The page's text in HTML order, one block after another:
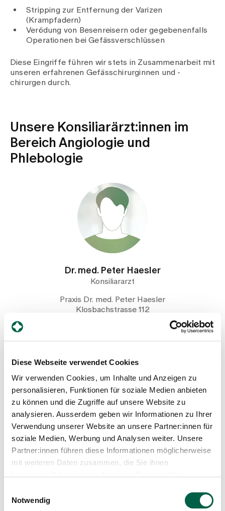
Diese Webseite verwendet Cookies
Wir verwenden Cookies, um Inhalte und Anzeigen zu
personalisieren, Funktionen für soziale Medien anbieten
zu können und die Zugriffe auf unsere Website zu
analysieren. Ausserdem geben wir Informationen zu Ihrer
Verwendung unserer Website an unsere Partner:innen für
soziale Medien, Werbung und Analysen weiter. Unsere
Partner:innen führen diese Informationen möglicherweise
mit weiteren Daten zusammen, die Sie ihnen
Notwendig
Medien
Publikationen
Stripping zur Entfernung der Varizen
(Krampfadern)
Verödung von Besenreisern oder gegebenenfalls
Operationen bei Gefässverschlüssen
Diese Eingriffe führen wir stets in Zusammenarbeit mit
unseren erfahrenen Gefässchirurginnen und -
chirurgen durch.
Unsere Konsiliarärzt:innen im
Bereich Angiologie und
Phlebologie
Dr. med. Peter Haesler
Konsiliararzt
Praxis Dr. med. Peter Haesler
Klosbachstrasse 112
Profil anzeigen